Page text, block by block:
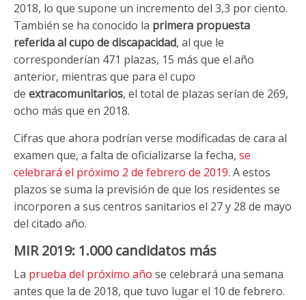
2018, lo que supone un incremento del 3,3 por ciento.
También se ha conocido la primera propuesta
referida al cupo de discapacidad, al que le
corresponderían 471 plazas, 15 más que el año
anterior, mientras que para el cupo
de extracomunitarios, el total de plazas serían de 269,
ocho más que en 2018.
Cifras que ahora podrían verse modificadas de cara al
examen que, a falta de oficializarse la fecha, se
celebrará el próximo 2 de febrero de 2019. A estos
plazos se suma la previsión de que los residentes se
incorporen a sus centros sanitarios el 27 y 28 de mayo
del citado año.
MIR 2019: 1.000 candidatos más
La prueba del próximo año se celebrará una semana
antes que la de 2018, que tuvo lugar el 10 de febrero.